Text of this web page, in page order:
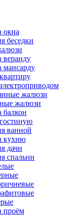
окна
беседки
веранду
мансарду
жалюзи
жалюзи
ванной
кухню
дачи
спальни
проём